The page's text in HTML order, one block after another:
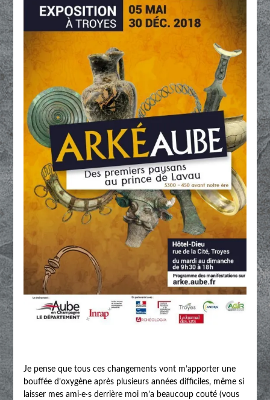
Je pense que tous ces changements vont m’apporter une
bouffée d’oxygène après plusieurs années difficiles, même si
laisser mes ami·e·s derrière moi m’a beaucoup couté (vous